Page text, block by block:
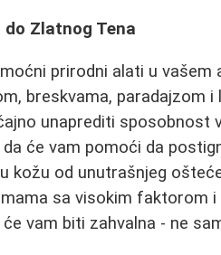
Zlatnog Tena
prirodni alati u
breskvama, paradajzom i
unaprediti sposobnost
će vam pomoći da
kožu od unutrašnjeg
sa visokim faktorom i
vam biti zahvalna - ne